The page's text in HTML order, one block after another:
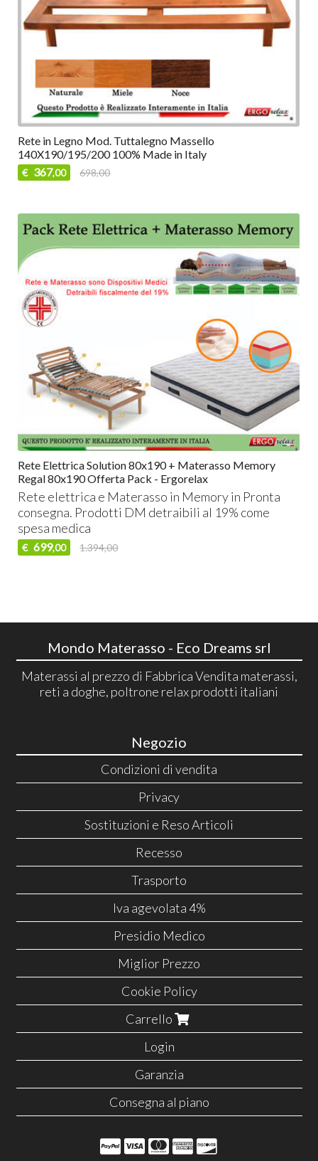
Rete in Legno Mod. Tuttalegno Massello
140X190/195/200 100% Made in Italy
€ 367,00 698,00
Rete Elettrica Solution 80x190 + Materasso Memory
Regal 80x190 Offerta Pack - Ergorelax
Rete elettrica e Materasso in Memory in Pronta
consegna. Prodotti DM detraibili al 19% come
spesa medica
€ 699,00 1.394,00
Mondo Materasso - Eco Dreams srl
Materassi al prezzo di Fabbrica Vendita materassi,
reti a doghe, poltrone relax prodotti italiani
Negozio
Condizioni di vendita
Privacy
Sostituzioni e Reso Articoli
Recesso
Trasporto
Iva agevolata 4%
Presidio Medico
Miglior Prezzo
Cookie Policy
Carrello
Login
Garanzia
Consegna al piano